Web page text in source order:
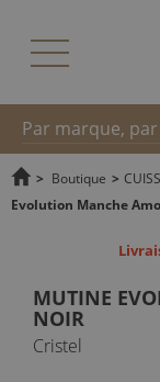
Recherche
> Boutique >
Evolution Manche
MUTINE
NOIR
Cristel